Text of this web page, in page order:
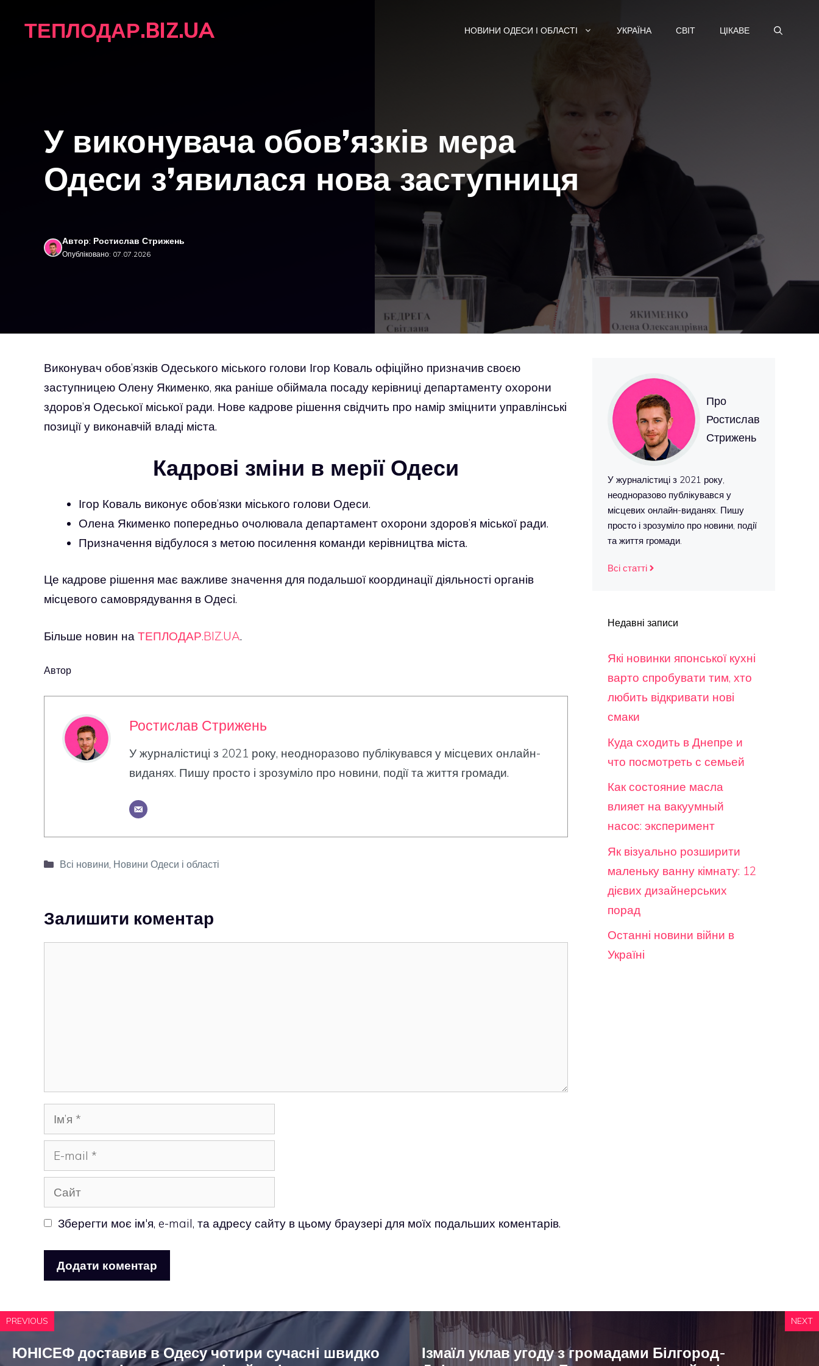
ТЕПЛОДАР.BIZ.UA НОВИНИ ОДЕСИ І ОБЛАСТІ УКРАЇНА СВІТ ЦІКАВЕ
У виконувача обов’язків мера
Одеси з’явилася нова заступниця
Автор: Ростислав Стрижень
Опубліковано: 07.07.2026
Виконувач обов’язків Одеського міського голови Ігор Коваль офіційно призначив своєю
заступницею Олену Якименко, яка раніше обіймала посаду керівниці департаменту охорони
здоров’я Одеської міської ради. Нове кадрове рішення свідчить про намір зміцнити управлінські
позиції у виконавчій владі міста.
Кадрові зміни в мерії Одеси
Ігор Коваль виконує обов’язки міського голови Одеси.
Олена Якименко попередньо очолювала департамент охорони здоров’я міської ради.
Призначення відбулося з метою посилення команди керівництва міста.
Це кадрове рішення має важливе значення для подальшої координації діяльності органів
місцевого самоврядування в Одесі.
Більше новин на ТЕПЛОДАР.BIZ.UA.
Автор
Ростислав Стрижень
У журналістиці з 2021 року, неодноразово публікувався у місцевих онлайн-
виданях. Пишу просто і зрозуміло про новини, події та життя громади.
Категорії
Всі новини Новини Одеси і області
Залишити коментар
Ім’я
mail
Сайт
Зберегти моє ім'я, e-mail, та адресу сайту в цьому браузері для моїх подальших коментарів.
Про
Ростислав
Стрижень
У журналістиці з 2021 року,
неодноразово публікувався у
місцевих онлайн-виданях. Пишу
просто і зрозуміло про новини, події
та життя громади.
Всі статті
Недавні записи
Які новинки японської кухні
варто спробувати тим, хто
любить відкривати нові
смаки
Куда сходить в Днепре и
что посмотреть с семьей
Как состояние масла
влияет на вакуумный
насос: эксперимент
Як візуально розширити
маленьку ванну кімнату: 12
дієвих дизайнерських
порад
Останні новини війни в
Україні
PREVIOUS
ЮНІСЕФ доставив в Одесу чотири сучасні швидко
NEXT
Ізмаїл уклав угоду з громадами Білгород-